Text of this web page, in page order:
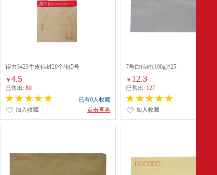
得力3423牛皮信封20个/包5号
￥ 4.5
已售出: 80
已有0人收藏
点击查看
加入收藏
7号白信封(100g)*25
￥ 12.3
已售出: 127
加入收藏